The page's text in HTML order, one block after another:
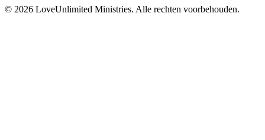
© 2026 LoveUnlimited Ministries. Alle rechten voorbehouden.